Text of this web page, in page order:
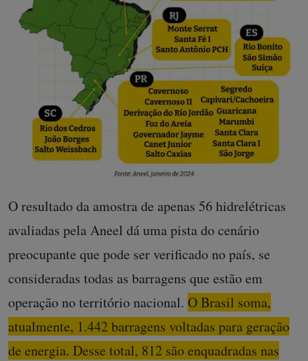
O resultado da amostra de apenas 56 hidrelétricas
avaliadas pela Aneel dá uma pista do cenário
preocupante que pode ser verificado no país, se
consideradas todas as barragens que estão em
operação no território nacional. O Brasil soma,
atualmente, 1.442 barragens voltadas para geração
de energia. Desse total, 812 são enquadradas nas